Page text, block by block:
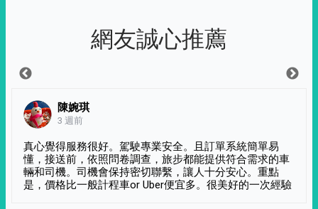
網友誠心推薦
陳婉琪
3 週前
真心覺得服務很好。駕駛專業安全。且訂單系統簡單易
懂，接送前，依照問卷調查，旅步都能提供符合需求的車
輛和司機。司機會保持密切聯繫，讓人十分安心。重點
是，價格比一般計程車or Uber便宜多。很美好的一次經驗